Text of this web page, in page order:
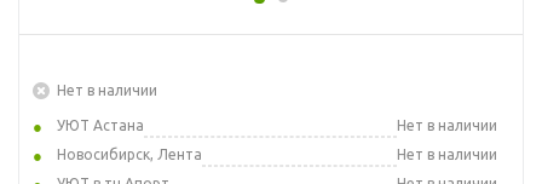
Нет в наличии
УЮТ Астана
Нет в наличии
Новосибирск, Лента
Нет в наличии